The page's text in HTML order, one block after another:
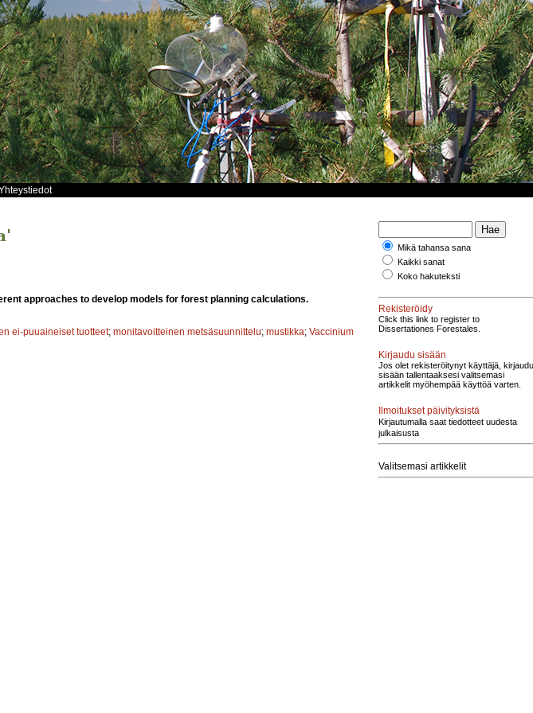
approaches to develop models for forest planning calculations.
ei-puuaineiset tuotteet; monitavoitteinen metsäsuunnittelu; mustikka; Vaccinium
Mikä tahansa sana
Kaikki sanat
Koko hakuteksti
Rekisteröidy
Click this link to register to
Dissertationes Forestales.
Kirjaudu sisään
Jos olet rekisteröitynyt käyttäjä, kirjaudu
sisään tallentaaksesi valitsemasi
artikkelit myöhempää käyttöä varten.
Ilmoitukset päivityksistä
Kirjautumalla saat tiedotteet uudesta
julkaisusta
Valitsemasi artikkelit